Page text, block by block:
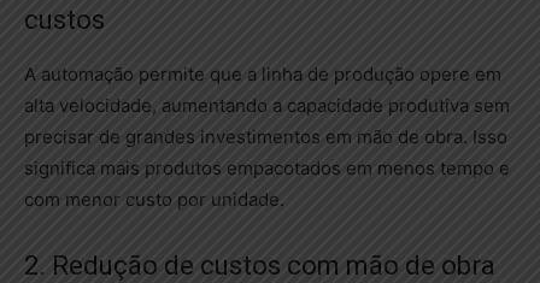
custos
A automação permite que a linha de produção opere em
alta velocidade, aumentando a capacidade produtiva sem
precisar de grandes investimentos em mão de obra. Isso
significa mais produtos empacotados em menos tempo e
com menor custo por unidade.
2. Redução de custos com mão de obra